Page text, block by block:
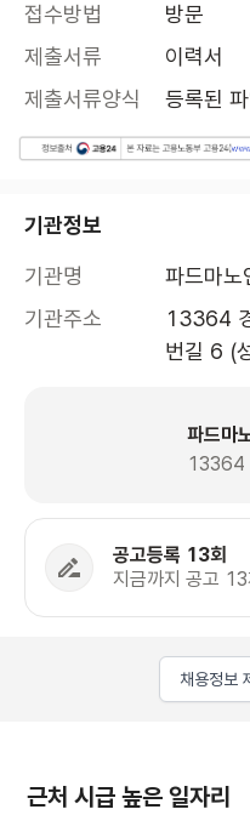
접수방법
방문
제출서류
이력서
제출서류양식
등록된
기관정보
기관명
파드마노
기관주소
13364
번길 6 (
파드마
13364
공고등록 13회
지금까지 공고
채용정보
근처 시급 높은 일자리